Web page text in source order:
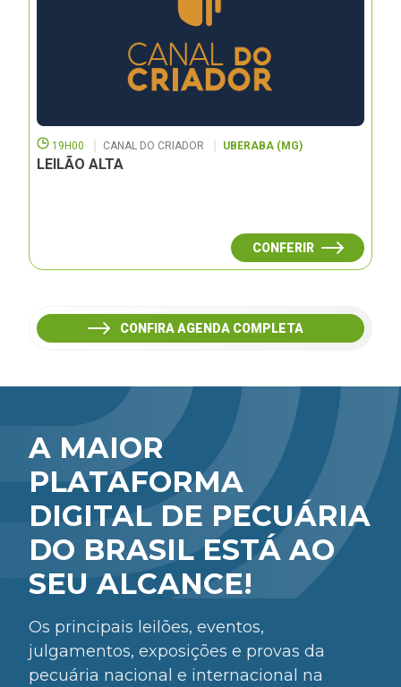
19H00 CANAL DO CRIADOR UBERABA (MG)
LEILÃO ALTA
CONFERIR
CONFIRA AGENDA COMPLETA
A MAIOR
PLATAFORMA
DIGITAL DE PECUÁRIA
DO BRASIL ESTÁ AO
SEU ALCANCE!
Os principais leilões, eventos,
julgamentos, exposições e provas da
pecuária nacional e internacional na